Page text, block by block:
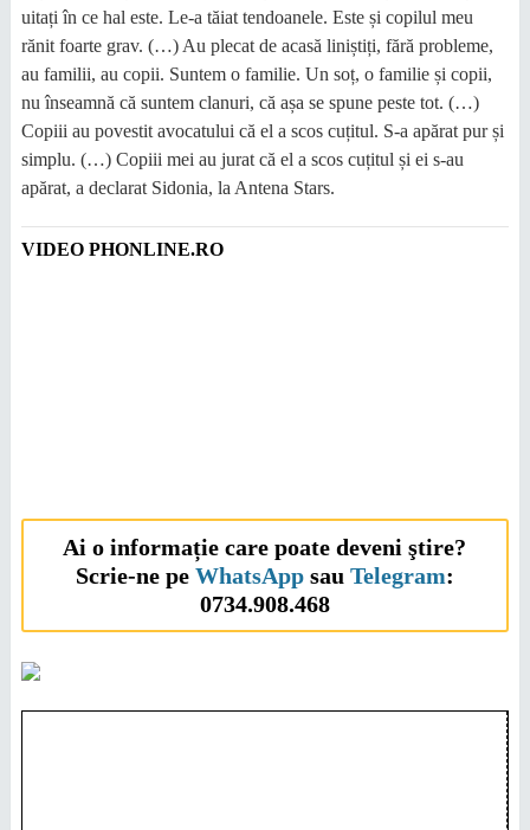
uitați în ce hal este. Le-a tăiat tendoanele. Este și copilul meu
rănit foarte grav. (…) Au plecat de acasă liniștiți, fără probleme,
au familii, au copii. Suntem o familie. Un soț, o familie și copii,
nu înseamnă că suntem clanuri, că așa se spune peste tot. (…)
Copiii au povestit avocatului că el a scos cuțitul. S-a apărat pur și
simplu. (…) Copiii mei au jurat că el a scos cuțitul și ei s-au
apărat, a declarat Sidonia, la Antena Stars.
VIDEO PHONLINE.RO
Ai o informație care poate deveni ştire?
Scrie-ne pe WhatsAppsau Telegram:
0734.908.468